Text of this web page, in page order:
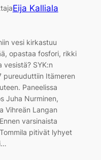
Eija Kalliala
vesi kirkastuu
opastaa fosfori, rikki
vesistä? SYK:n
pureuduttiin Itämeren
Paneelissa
Juha Nurminen,
Vihreän Langan
varsinaista
pitivät lyhyet